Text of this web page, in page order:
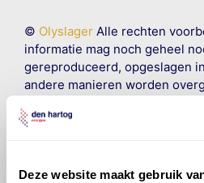
Deze website maakt gebruik
© OlyslagerAlle rechten
informatie mag noch geheel
gereproduceerd, opgeslagen
andere manieren worden
Organisation B.V. Hoewel
aansprakelijkheid aanvaard,